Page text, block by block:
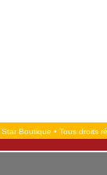
Boutique • Tous droits